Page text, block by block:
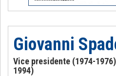
Giovanni
Vice presidente (1974-
1994)